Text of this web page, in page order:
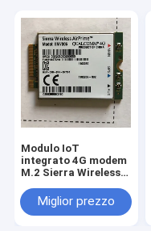
Modulo IoT
integrato 4G modem
M.2 Sierra Wireless
Miglior prezzo